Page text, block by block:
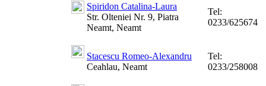
Spiridon Catalina-Laura
Str. Olteniei Nr. 9, Piatra
Neamt, Neamt
Tel:
0233/625674
Stacescu Romeo-Alexandru
Ceahlau, Neamt
Tel:
0233/258008